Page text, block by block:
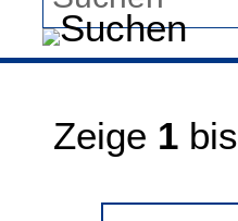
Zeige 1 bis